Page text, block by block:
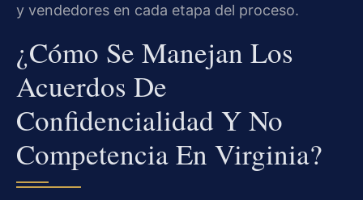
y vendedores en cada etapa del proceso.
¿Cómo Se Manejan Los
Acuerdos De
Confidencialidad Y No
Competencia En Virginia?